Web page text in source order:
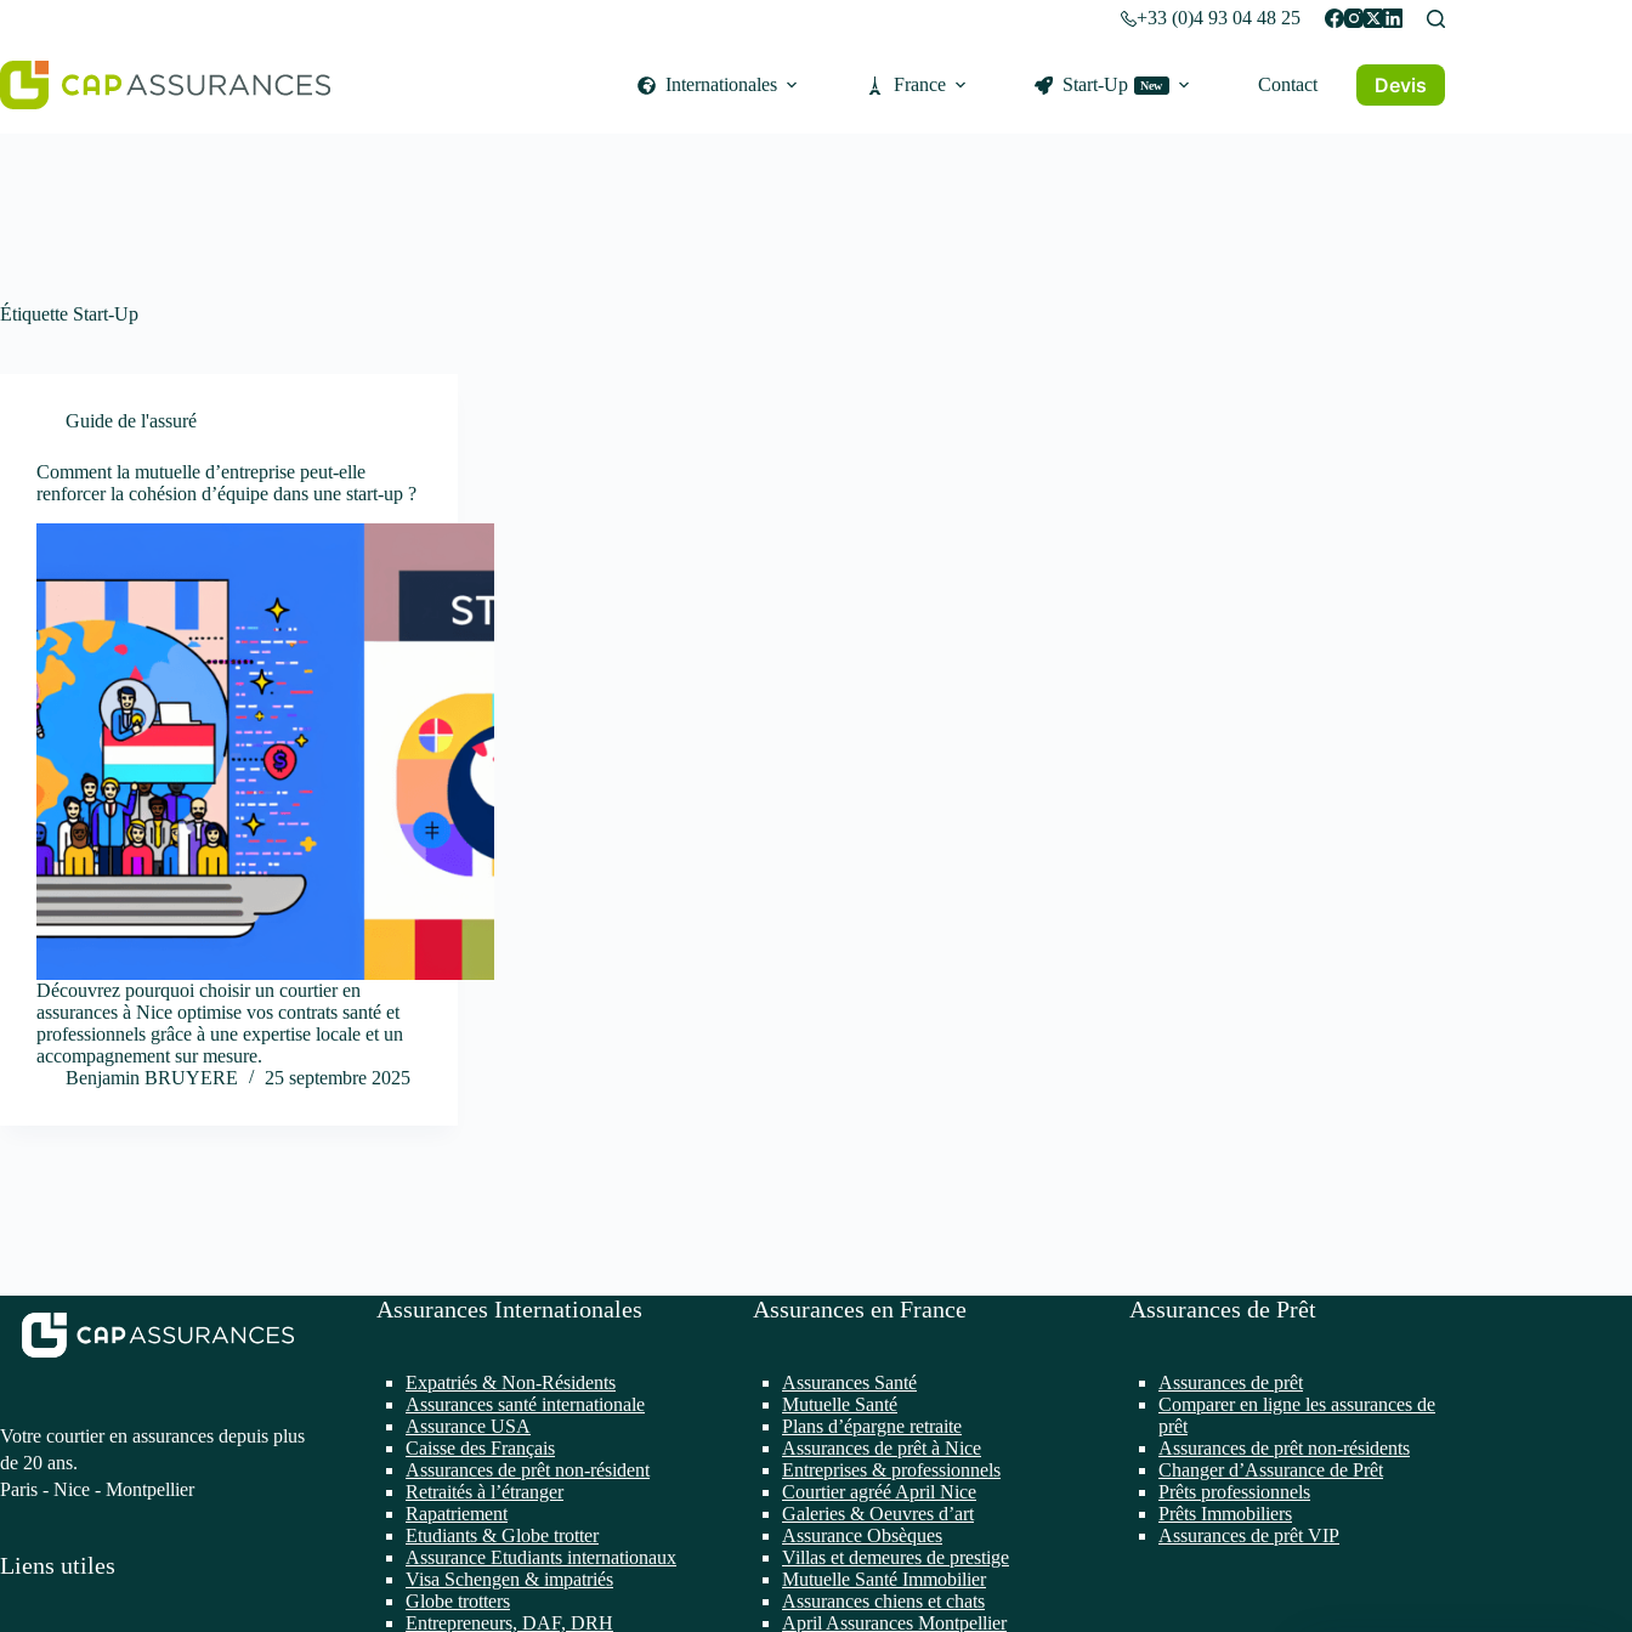
+33 (0)4 93 04 48 25
Internationales France Start-Up New Contact Devis
Étiquette Start-Up
Guide de l'assuré
Comment la mutuelle d’entreprise peut-elle
renforcer la cohésion d’équipe dans une start-up ?
Découvrez pourquoi choisir un courtier en
assurances à Nice optimise vos contrats santé et
professionnels grâce à une expertise locale et un
accompagnement sur mesure.
Benjamin BRUYERE
25 septembre 2025
Votre courtier en assurances depuis plus
de 20 ans.
Paris - Nice - Montpellier
Liens utiles
Assurances Internationales
Expatriés & Non-Résidents
Assurances santé internationale
Assurance USA
Caisse des Français
Assurances de prêt non-résident
Retraités à l’étranger
Rapatriement
Etudiants & Globe trotter
Assurance Etudiants internationaux
Visa Schengen & impatriés
Globe trotters
Entrepreneurs, DAF, DRH
Assurances en France
Assurances Santé
Mutuelle Santé
Plans d’épargne retraite
Assurances de prêt à Nice
Entreprises & professionnels
Courtier agréé April Nice
Galeries & Oeuvres d’art
Assurance Obsèques
Villas et demeures de prestige
Mutuelle Santé Immobilier
Assurances chiens et chats
April Assurances Montpellier
Assurances de Prêt
Assurances de prêt
Comparer en ligne les assurances de
prêt
Assurances de prêt non-résidents
Changer d’Assurance de Prêt
Prêts professionnels
Prêts Immobiliers
Assurances de prêt VIP